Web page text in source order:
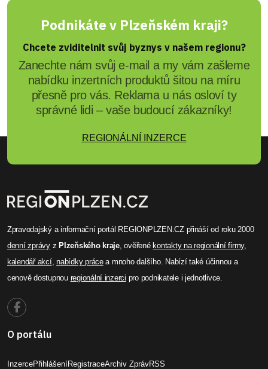
Podnikáte v Plzeňském kraji?
Chcete zviditelnit svůj byznys v našem regionu?
Zanechte nám svůj e-mail a my vám zašleme
nabídku inzertních produktů šitou na míru
přesně pro vás. Reklama u nás osloví ty
správné lidi – vaše budoucí zákazníky!
REGIONÁLNÍ INZERCE
Zpravodajský a informační portál REGIONPLZEN.CZ přináší od roku 2000
denní zprávyzPlzeňského kraje, ověřenékontakty na regionální firmy,
kalendář akcí,nabídky prácea mnoho dalšího. Nabízí také účinnou a
cenově dostupnou regionální inzerci pro podnikatele i jednotlivce.
O portálu
InzercePřihlášeníRegistraceArchiv ZprávRSS